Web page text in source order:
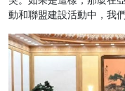
動和聯盟建設活動中，我